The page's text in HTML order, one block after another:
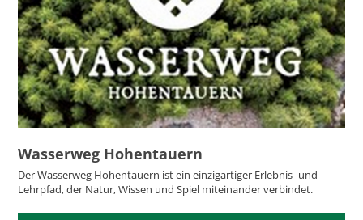
Wasserweg Hohentauern
Der Wasserweg Hohentauern ist ein einzigartiger Erlebnis- und
Lehrpfad, der Natur, Wissen und Spiel miteinander verbindet.